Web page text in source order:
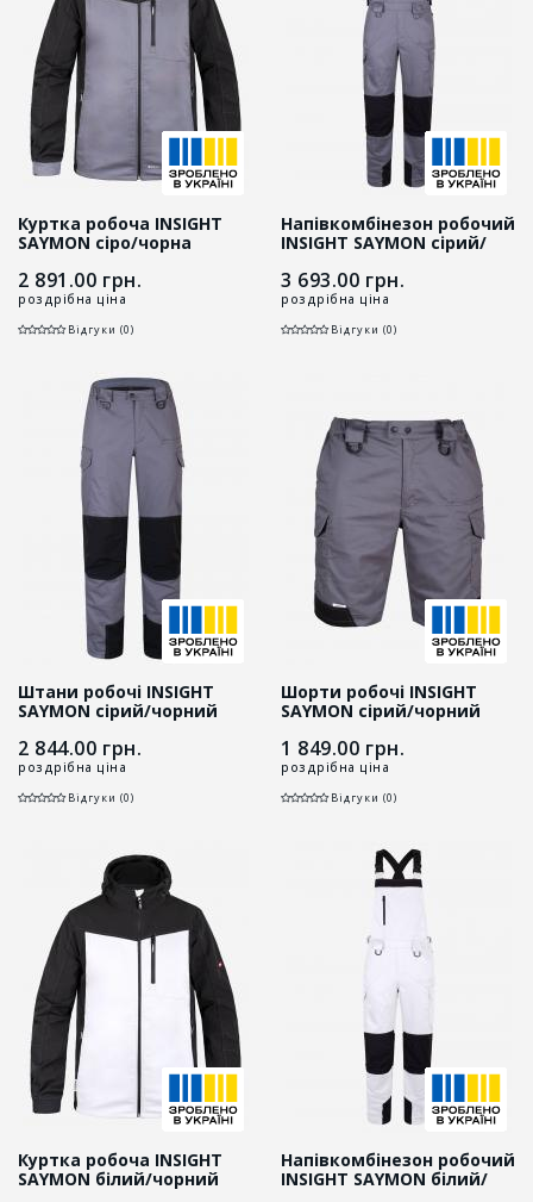
Куртка робоча INSIGHT
SAYMON cіро/чорна
2 891.00 грн.
роздрібна ціна
Відгуки (0)
Напівкомбінезон робочий
INSIGHT SAYMON сірий/
3 693.00 грн.
роздрібна ціна
Відгуки (0)
Штани робочі INSIGHT
SAYMON cірий/чорний
2 844.00 грн.
роздрібна ціна
Відгуки (0)
Шорти робочі INSIGHT
SAYMON cірий/чорний
1 849.00 грн.
роздрібна ціна
Відгуки (0)
Куртка робоча INSIGHT
SAYMON білий/чорний
Напівкомбінезон робочий
INSIGHT SAYMON білий/